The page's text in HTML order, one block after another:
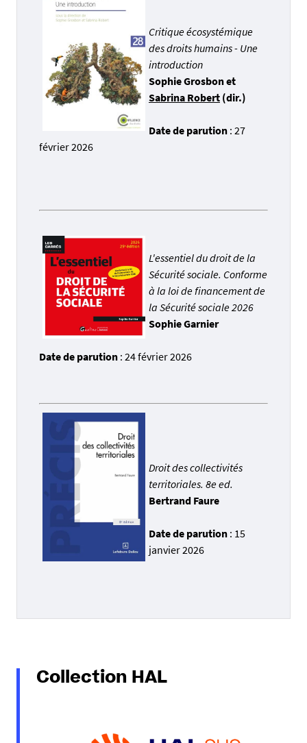
Critique écosystémique
des droits humains - Une
introduction
Sophie Grosbon et
Sabrina Robert (dir.)
Date de parution : 27
février 2026
L'essentiel du droit de la
Sécurité sociale. Conforme
à la loi de financement de
la Sécurité sociale 2026
Sophie Garnier
Date de parution : 24 février 2026
Droit des collectivités
territoriales. 8e ed.
Bertrand Faure
Date de parution : 15
janvier 2026
Collection HAL